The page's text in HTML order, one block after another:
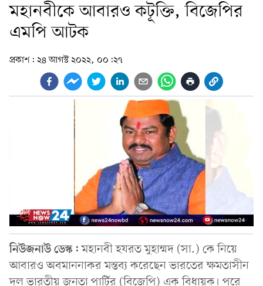
মহানবীকে আবারও কটূক্তি, বিজেপির
এমপি আটক
প্রকাশ: ২৪ আগস্ট ২০২২, ০০:২৭
নিউজনাউ ডেস্ক:মহানবী হযরত মুহাম্মদ (সা.) কে নিয়ে
আবারও অবমাননাকর মন্তব্য করেছেন ভারতের ক্ষমতাসীন
দল ভারতীয় জনতা পার্টির (বিজেপি) এক বিধায়ক। পরে